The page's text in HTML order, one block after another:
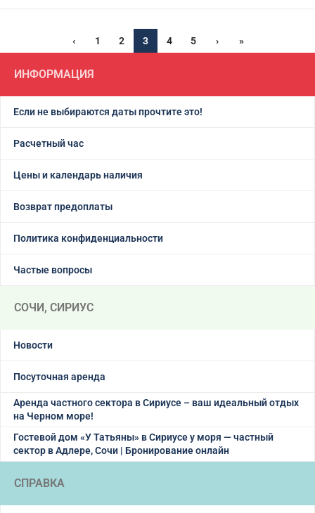
‹ 1 2 3 4 5 › »
ИНФОРМАЦИЯ
Если не выбираются даты прочтите это!
Расчетный час
Цены и календарь наличия
Возврат предоплаты
Политика конфиденциальности
Частые вопросы
СОЧИ, СИРИУС
Новости
Посуточная аренда
Аренда частного сектора в Сириусе – ваш идеальный отдых
на Черном море!
Гостевой дом «У Татьяны» в Сириусе у моря — частный
сектор в Адлере, Сочи | Бронирование онлайн
СПРАВКА